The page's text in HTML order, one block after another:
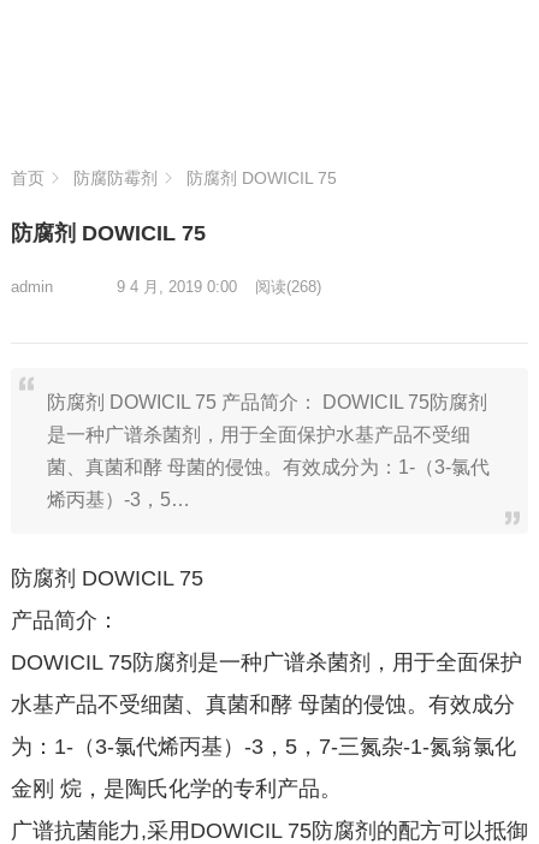
首页 防腐防霉剂 防腐剂 DOWICIL 75
防腐剂 DOWICIL 75
admin 9 4 月, 2019 0:00 阅读(268)
防腐剂 DOWICIL 75 产品简介： DOWICIL 75防腐剂
是一种广谱杀菌剂，用于全面保护水基产品不受细
菌、真菌和酵 母菌的侵蚀。有效成分为：1-（3-氯代
烯丙基）-3，5…
防腐剂 DOWICIL 75
产品简介：
DOWICIL 75防腐剂是一种广谱杀菌剂，用于全面保护
水基产品不受细菌、真菌和酵 母菌的侵蚀。有效成分
为：1-（3-氯代烯丙基）-3，5，7-三氮杂-1-氮翁氯化
金刚 烷，是陶氏化学的专利产品。
广谱抗菌能力,采用DOWICIL 75防腐剂的配方可以抵御